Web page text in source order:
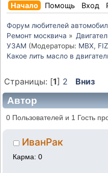
Начало Помощь Вход
Форум любителей
Ремонт москвича »
УЗАМ (Модераторы: MBX,
Какое лить масло в
Страницы: [1] 2 Вниз
Автор
масло в двигатель
(Прочитано 8151
0 Пользователей и 1 Гость
ИванРак
Карма: 0